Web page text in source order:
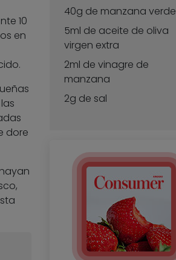
10
en
dore
40g de manzana verde
5ml de aceite de oliva
virgen extra
2ml de vinagre de
manzana
2g de sal